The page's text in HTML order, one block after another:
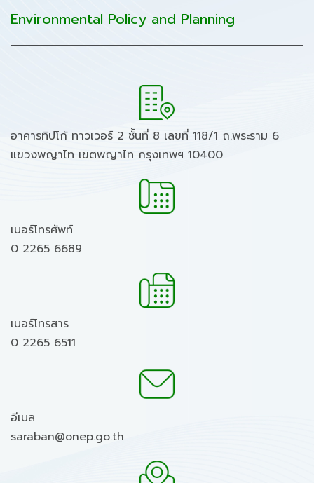
Environmental Policy and Planning
อาคารทิปโก้ ทาวเวอร์ 2 ชั้นที่ 8 เลขที่ 118/1 ถ.พระราม 6
แขวงพญาไท เขตพญาไท กรุงเทพฯ 10400
เบอร์โทรศัพท์
0 2265 6689
เบอร์โทรสาร
0 2265 6511
อีเมล
saraban@onep.go.th